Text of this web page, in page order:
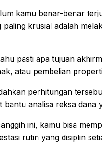
kamu benar-benar
paling krusial adalah
pasti apa tujuan
atau pembelian
perhitungan
bantu analisa reksa dana
ini, kamu bisa
rutin yang disiplin